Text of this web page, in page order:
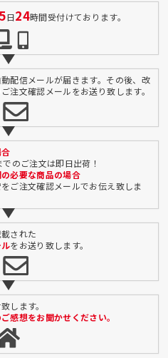
日24時間受付けております。
配信メールが届きます。その後、改
注文確認メールをお送り致します。
のご注文は即日出荷！
必要な商品の場合
ご注文確認メールでお伝え致しま
された
をお送り致します。
します。
感想をお聞かせください。